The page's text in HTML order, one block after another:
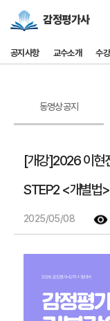
감정평가사
공지사항 교수소개 수
동영상공지
[개강]2026 이현
STEP2 <개별법
2025/05/08